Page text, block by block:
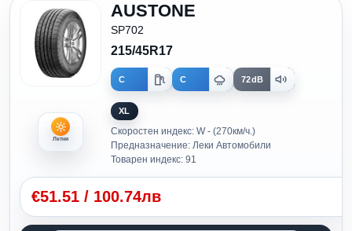
Летни
AUSTONE
SP702
215/45R17
C C 72dB
XL
Скоростен индекс: W - (270км/ч.)
Предназначение: Леки Автомобили
Товарен индекс: 91
€51.51 / 100.74лв